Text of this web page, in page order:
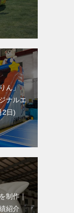
ん」
ナルエ
2日
制作｜
紹介